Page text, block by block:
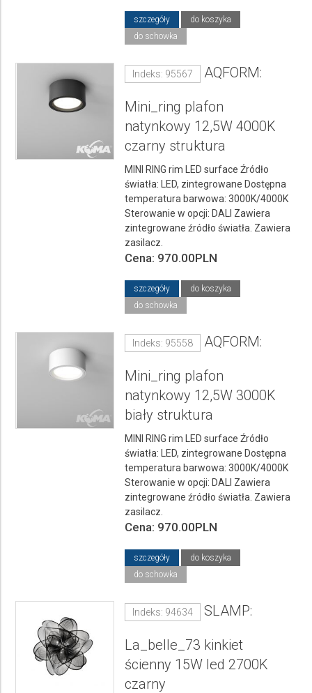
szczegóły
do koszyka
do schowka
Indeks: 95567 AQFORM:
Mini_ring plafon
natynkowy 12,5W 4000K
czarny struktura
MINI RING rim LED surface Źródło
światła: LED, zintegrowane Dostępna
temperatura barwowa: 3000K/4000K
Sterowanie w opcji: DALI Zawiera
zintegrowane źródło światła. Zawiera
zasilacz.
Cena: 970.00PLN
szczegóły
do koszyka
do schowka
Indeks: 95558 AQFORM:
Mini_ring plafon
natynkowy 12,5W 3000K
biały struktura
MINI RING rim LED surface Źródło
światła: LED, zintegrowane Dostępna
temperatura barwowa: 3000K/4000K
Sterowanie w opcji: DALI Zawiera
zintegrowane źródło światła. Zawiera
zasilacz.
Cena: 970.00PLN
szczegóły
do koszyka
do schowka
Indeks: 94634 SLAMP:
La_belle_73 kinkiet
ścienny 15W led 2700K
czarny